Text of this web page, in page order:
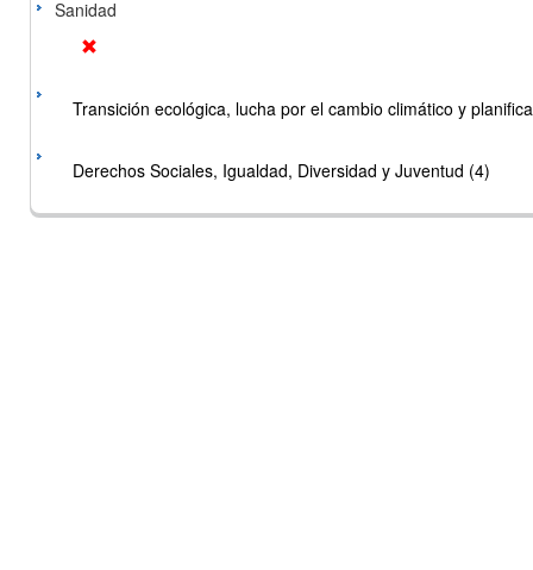
Sanidad
Transición ecológica, lucha por el cambio climático y
Derechos Sociales, Igualdad, Diversidad y Juventud (4)